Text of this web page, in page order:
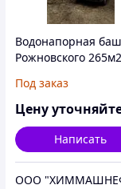
Водонапорная
Рожновского 265м2
Под заказ
Цену
Написать